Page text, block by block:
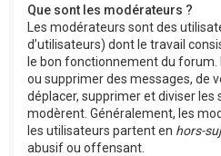
Que sont les modérateurs ?
Les modérateurs sont des
d’utilisateurs) dont le travail
le bon fonctionnement du
ou supprimer des messages, de
déplacer, supprimer et diviser les
modèrent. Généralement, les
les utilisateurs partent en hors-
abusif ou offensant.